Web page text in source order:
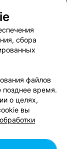
оплаты
сервиса
сбора
файлов
позднее время.
о целях,
вы